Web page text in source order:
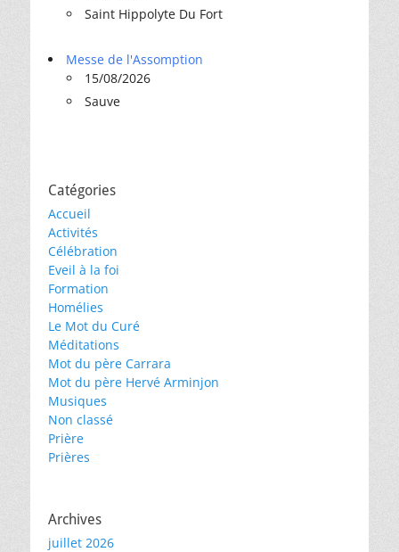
Saint Hippolyte Du Fort
Messe de l'Assomption
15/08/2026
Sauve
Catégories
Accueil
Activités
Célébration
Eveil à la foi
Formation
Homélies
Le Mot du Curé
Méditations
Mot du père Carrara
Mot du père Hervé Arminjon
Musiques
Non classé
Prière
Prières
Archives
juillet 2026